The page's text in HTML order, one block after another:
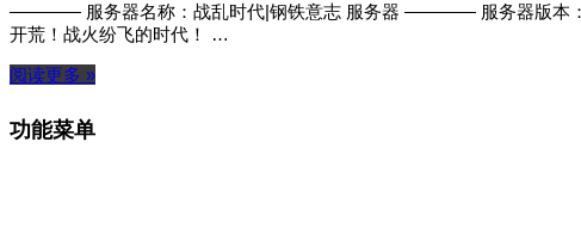
———— 服务器名称：战乱时代|钢铁意志 服务器 ———— 服务器版
开荒！战火纷飞的时代！ …
阅读更多 »
功能菜单